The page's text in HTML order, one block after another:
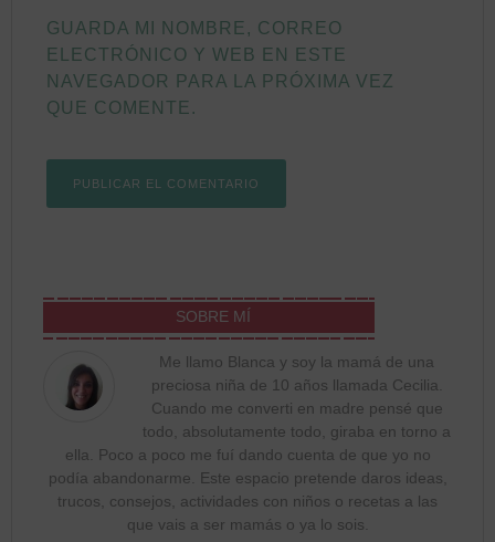
GUARDA MI NOMBRE, CORREO
ELECTRÓNICO Y WEB EN ESTE
NAVEGADOR PARA LA PRÓXIMA VEZ
QUE COMENTE.
SOBRE MÍ
Me llamo Blanca y soy la mamá de una
preciosa niña de 10 años llamada Cecilia.
Cuando me converti en madre pensé que
todo, absolutamente todo, giraba en torno a
ella. Poco a poco me fuí dando cuenta de que yo no
podía abandonarme. Este espacio pretende daros ideas,
trucos, consejos, actividades con niños o recetas a las
que vais a ser mamás o ya lo sois.